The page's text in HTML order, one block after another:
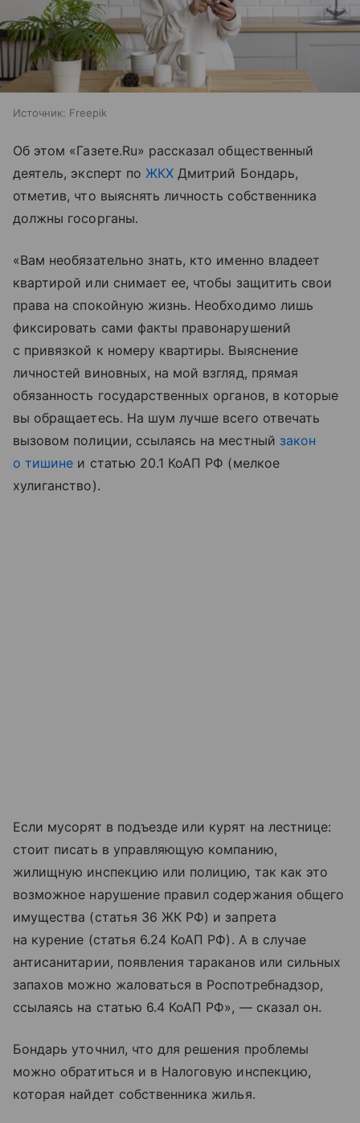
Источник: Freepik
Об этом «Газете.Ru» рассказал общественный
деятель, эксперт по ЖКХ Дмитрий Бондарь,
отметив, что выяснять личность собственника
должны госорганы.
«Вам необязательно знать, кто именно владеет
квартирой или снимает ее, чтобы защитить свои
права на спокойную жизнь. Необходимо лишь
фиксировать сами факты правонарушений
с привязкой к номеру квартиры. Выяснение
личностей виновных, на мой взгляд, прямая
обязанность государственных органов, в которые
вы обращаетесь. На шум лучше всего отвечать
вызовом полиции, ссылаясь на местный закон
о тишине и статью 20.1 КоАП РФ (мелкое
хулиганство).
Если мусорят в подъезде или курят на лестнице:
стоит писать в управляющую компанию,
жилищную инспекцию или полицию, так как это
возможное нарушение правил содержания общего
имущества (статья 36 ЖК РФ) и запрета
на курение (статья 6.24 КоАП РФ). А в случае
антисанитарии, появления тараканов или сильных
запахов можно жаловаться в Роспотребнадзор,
ссылаясь на статью 6.4 КоАП РФ», — сказал он.
Бондарь уточнил, что для решения проблемы
можно обратиться и в Налоговую инспекцию,
которая найдет собственника жилья.